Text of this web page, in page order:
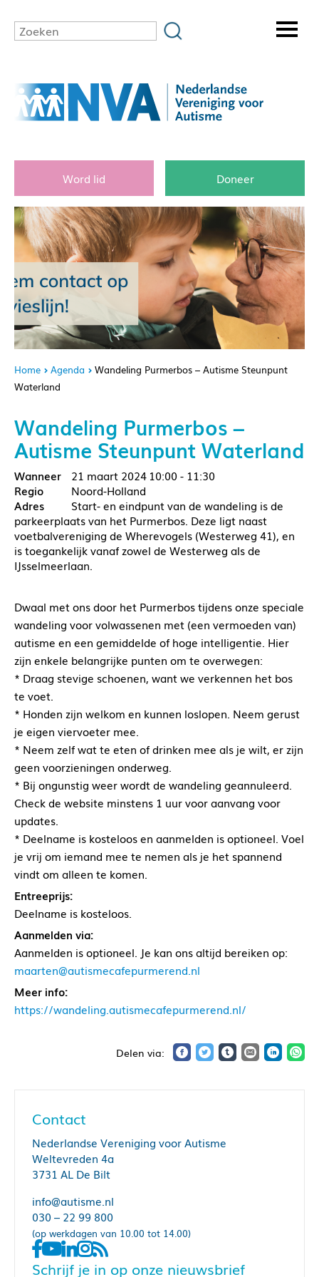
Word lid Doneer
Home Agenda
Wandeling Purmerbos – Autisme Steunpunt
Waterland
Wandeling Purmerbos –
Autisme Steunpunt Waterland
21 maart 2024 10:00 - 11:30
Noord-Holland
Start- en eindpunt van de wandeling is de
parkeerplaats van het Purmerbos. Deze ligt naast
voetbalvereniging de Wherevogels (Westerweg 41), en
is toegankelijk vanaf zowel de Westerweg als de
IJsselmeerlaan.
Dwaal met ons door het Purmerbos tijdens onze speciale
wandeling voor volwassenen met (een vermoeden van)
autisme en een gemiddelde of hoge intelligentie. Hier
zijn enkele belangrijke punten om te overwegen:
* Draag stevige schoenen, want we verkennen het bos
te voet.
* Honden zijn welkom en kunnen loslopen. Neem gerust
je eigen viervoeter mee.
* Neem zelf wat te eten of drinken mee als je wilt, er zijn
geen voorzieningen onderweg.
* Bij ongunstig weer wordt de wandeling geannuleerd.
Check de website minstens 1 uur voor aanvang voor
updates.
* Deelname is kosteloos en aanmelden is optioneel. Voel
je vrij om iemand mee te nemen als je het spannend
vindt om alleen te komen.
Entreeprijs:
Deelname is kosteloos.
Aanmelden via:
Aanmelden is optioneel. Je kan ons altijd bereiken op:
maarten@autismecafepurmerend.nl
Meer info:
https://wandeling.autismecafepurmerend.nl/
Contact
Nederlandse Vereniging voor Autisme
Weltevreden 4a
3731 AL De Bilt
info@autisme.nl
030 – 22 99 800
(op werkdagen van 10.00 tot 14.00)
Schrijf je in op onze nieuwsbrief